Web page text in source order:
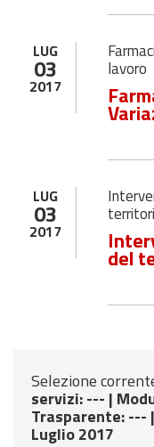
LUG
03
2017
lavoro
LUG
03
2017
del
Selezione
servizi: --- |
Trasparente: --- |
Luglio 2017